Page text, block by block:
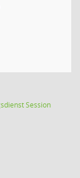
Session(Wird in